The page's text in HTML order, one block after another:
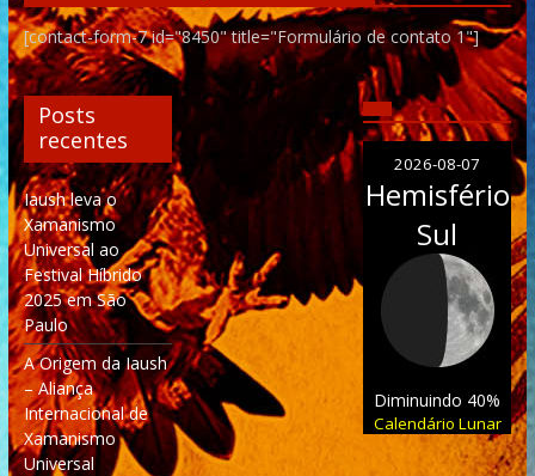
[contact-form-7 id="8450" title="Formulário de contato 1"]
Posts
recentes
Iaush leva o
Xamanismo
Universal ao
Festival Híbrido
2025 em São
Paulo
A Origem da Iaush
– Aliança
Internacional de
Xamanismo
Universal
2026-08-07
Hemisfério
Sul
Diminuindo 40%
Calendário Lunar